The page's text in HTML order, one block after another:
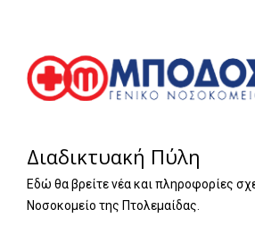
Διαδικτυακή Πύλη
Εδώ θα βρείτε νέα και πληροφορίες
Νοσοκομείο της Πτολεμαίδας.